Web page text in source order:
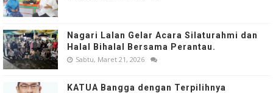
Nagari Lalan Gelar Acara Silaturahmi dan
Halal Bihalal Bersama Perantau.
Sabtu, Maret 21, 2026
KATUA Bangga dengan Terpilihnya